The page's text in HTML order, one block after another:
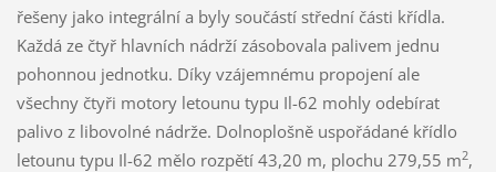
řešeny jako integrální a byly součástí střední části křídla.
Každá ze čtyř hlavních nádrží zásobovala palivem jednu
pohonnou jednotku. Díky vzájemnému propojení ale
všechny čtyři motory letounu typu Il-62 mohly odebírat
palivo z libovolné nádrže. Dolnoplošně uspořádané křídlo
letounu typu Il-62 mělo rozpětí 43,20 m, plochu 279,55 m2,